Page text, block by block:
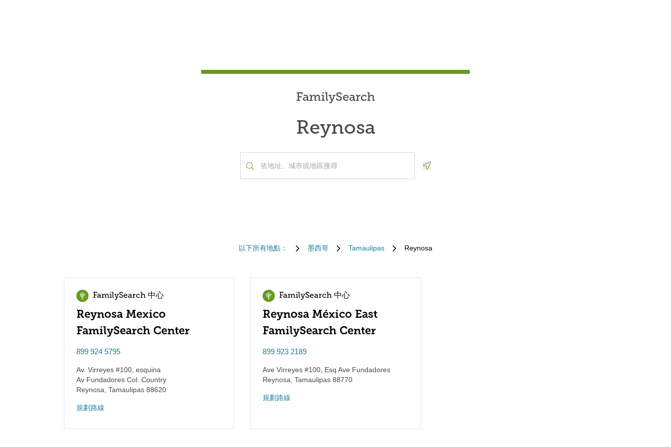
FamilySearch
Reynosa
以下所有地點： 墨西哥 Tamaulipas Reynosa
FamilySearch 中心
Reynosa Mexico
FamilySearch Center
899 924 5795
Av. Virreyes #100, esquina
Av Fundadores Col. Country
Reynosa Tamaulipas 88620
規劃路線
FamilySearch 中心
Reynosa México East
FamilySearch Center
899 923 2189
Ave Virreyes #100, Esq Ave Fundadores
Reynosa Tamaulipas 88770
規劃路線